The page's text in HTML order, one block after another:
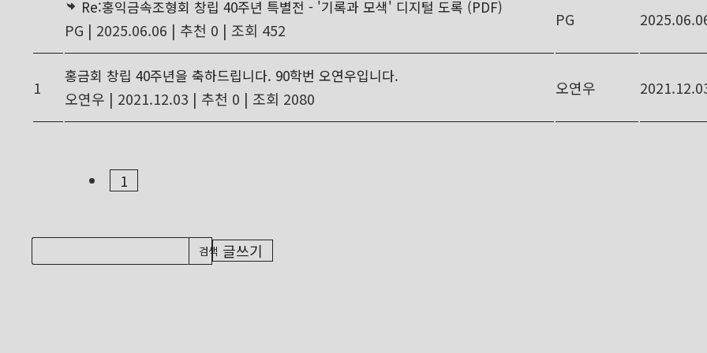
Re:홍익금속조형회 창립 40주년 특별전 - '기록과 모색' 디지털 도록 (PDF)
PG | 2025.06.06 | 추천 0 | 조회 452
PG
1
홍금회 창립 40주년을 축하드립니다. 90학번 오연우입니다.
오연우 | 2021.12.03 | 추천 0 | 조회 2080
오연우
1
검색 글쓰기